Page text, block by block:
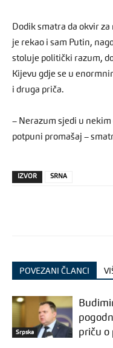
Dodik smatra da okvir
je rekao i sam Putin,
stoluje politički razum,
Kijevu gdje se u
i druga priča.
– Nerazum sjedi u
potpuni promašaj –
IZVOR SRNA
POVEZANI ČLANCI
Srpska
priču o